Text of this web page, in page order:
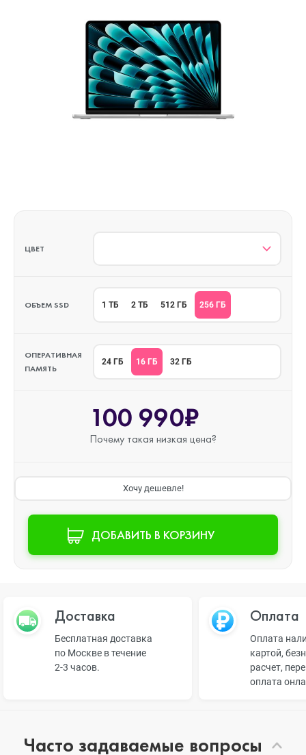
ЦВЕТ
ОБЪЕМ SSD 1 ТБ 2 ТБ 512 ГБ 256 ГБ
ОПЕРАТИВНАЯ
ПАМЯТЬ
24 ГБ 16 ГБ 32 ГБ
100 990₽
Почему такая низкая цена?
Хочу дешевле!
ДОБАВИТЬ В КОРЗИНУ
Доставка
Бесплатная доставка
по Москве в течение
2-3 часов.
Оплата
Оплата
картой,
расчет,
оплата
Часто задаваемые вопросы